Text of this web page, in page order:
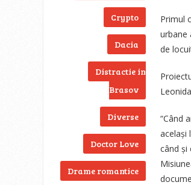
Crypto
Dacia
Distractie in
Brasov
Diverse
Doctor Love
Drame romantice
Primul
urbane
de
“Când
același
când și